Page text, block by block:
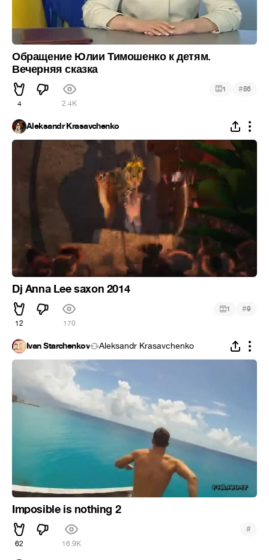
Обращение Юлии Тимошенко к детям.
Вечерняя сказка
4 2.4K
1 #56
Aleksandr Krasavchenko
Dj Anna Lee saxon 2014
12 170
1 #9
Ivan Starchenkov Aleksandr Krasavchenko
Imposible is nothing 2
62 16.9K
#